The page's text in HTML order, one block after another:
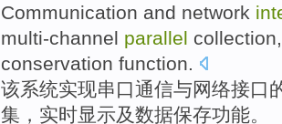
Communication and network
multi-channel parallel collection
conservation function
该系统实现串口通信与网络接口
集 ， 实时显示及数据保存功能。